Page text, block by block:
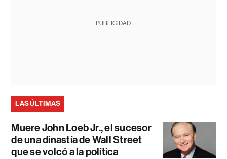
PUBLICIDAD
LAS ÚLTIMAS
Muere John Loeb Jr., el sucesor
de una dinastía de Wall Street
que se volcó a la política